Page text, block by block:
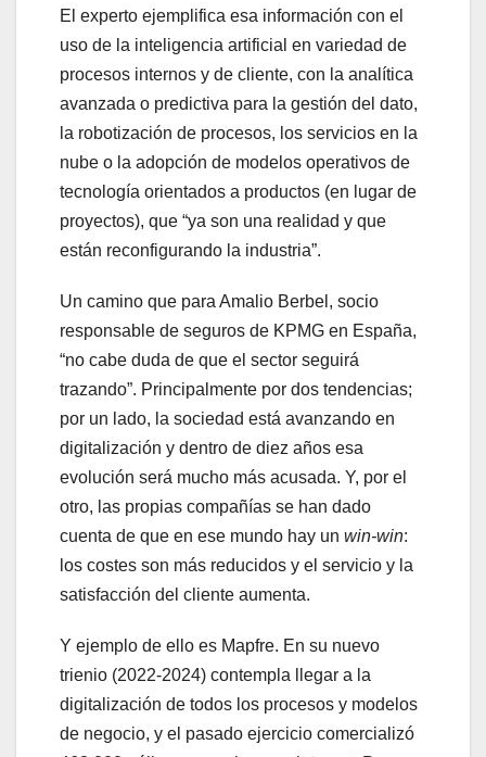
El experto ejemplifica esa información con el
uso de la inteligencia artificial en variedad de
procesos internos y de cliente, con la analítica
avanzada o predictiva para la gestión del dato,
la robotización de procesos, los servicios en la
nube o la adopción de modelos operativos de
tecnología orientados a productos (en lugar de
proyectos), que “ya son una realidad y que
están reconfigurando la industria”.
Un camino que para Amalio Berbel, socio
responsable de seguros de KPMG en España,
“no cabe duda de que el sector seguirá
trazando”. Principalmente por dos tendencias;
por un lado, la sociedad está avanzando en
digitalización y dentro de diez años esa
evolución será mucho más acusada. Y, por el
otro, las propias compañías se han dado
cuenta de que en ese mundo hay un win-win:
los costes son más reducidos y el servicio y la
satisfacción del cliente aumenta.
Y ejemplo de ello es Mapfre. En su nuevo
trienio (2022-2024) contempla llegar a la
digitalización de todos los procesos y modelos
de negocio, y el pasado ejercicio comercializó